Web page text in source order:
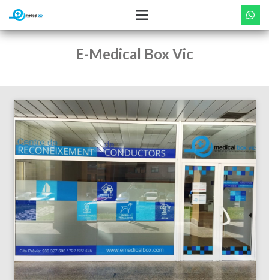
E-Medical Box Vic